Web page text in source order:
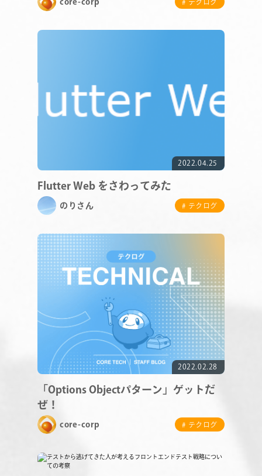
COMPANY
STAFF BLOG
CONTACT
RECRUIT
core-corp # テクログ
2022.04.25
Flutter Web をさわってみた
のりさん # テクログ
2022.02.28
「Options Objectパターン」ゲットだ
ぜ！
core-corp # テクログ